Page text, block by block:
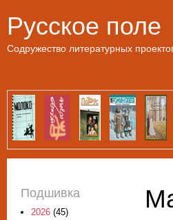
Русское поле
Содружество литературных
Подшивка
2026 (45)